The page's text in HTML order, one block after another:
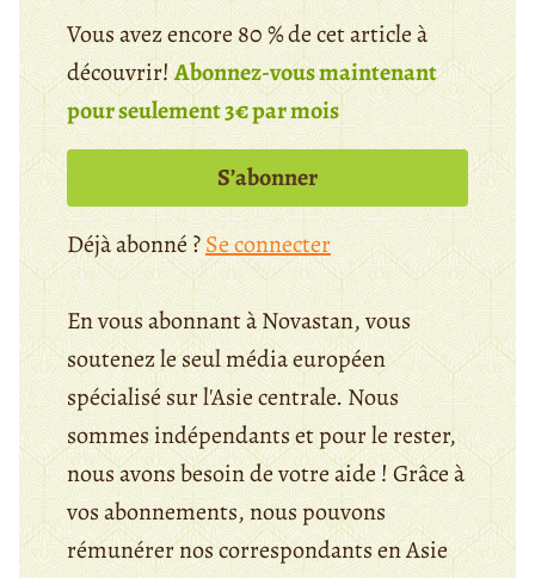
Vous avez encore 80 % de cet article à
découvrir!Abonnez-vous maintenant
pour seulement 3€ par mois
S’abonner
Déjà abonné ?Se connecter
En vous abonnant à Novastan, vous
soutenez le seul média européen
spécialisé sur l'Asie centrale. Nous
sommes indépendants et pour le rester,
nous avons besoin de votre aide ! Grâce à
vos abonnements, nous pouvons
rémunérer nos correspondants en Asie